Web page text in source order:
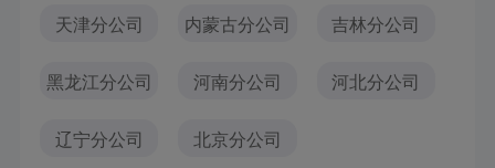
天津分公司 内蒙古分公司 吉林分公司
黑龙江分公司 河南分公司 河北分公司
辽宁分公司 北京分公司